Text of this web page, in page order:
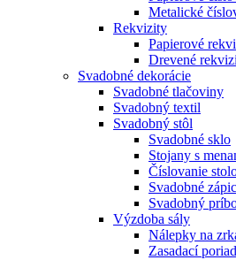
Metalické
Rekvizity
Papierové
Drevené
Svadobné dekorácie
Svadobné tlačoviny
Svadobný textil
Svadobný stôl
Svadobné sklo
Stojany s
Číslovanie
Svadobné
Svadobný
Výzdoba sály
Nálepky na
Zasadací